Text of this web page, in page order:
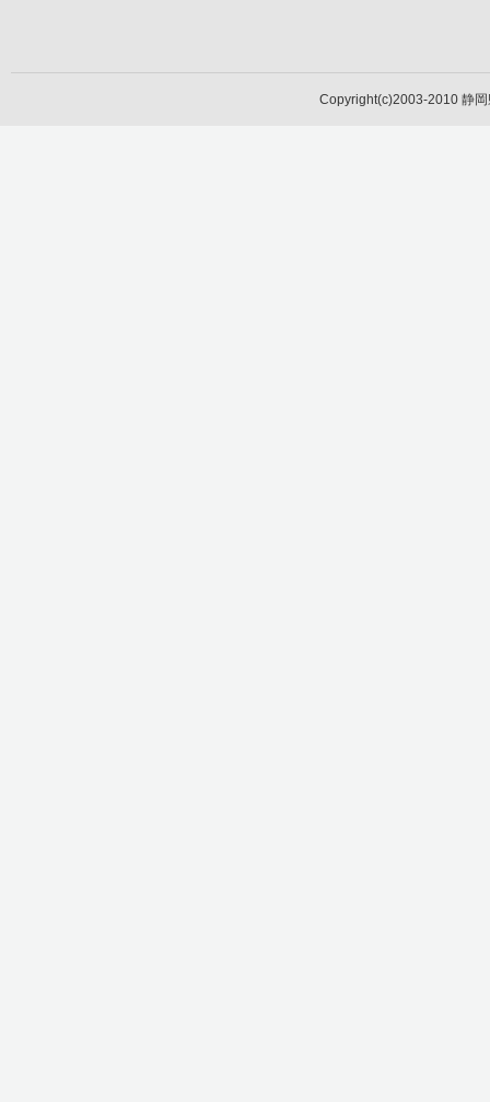
Copyright(c)2003-2010 静